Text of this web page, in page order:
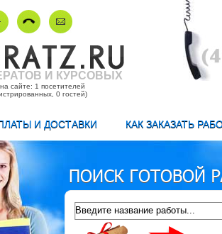
И КУРСОВЫХ
сайте: 1 посетителей
0 гостей)
И ДОСТАВКИ КАК ЗАКАЗАТЬ